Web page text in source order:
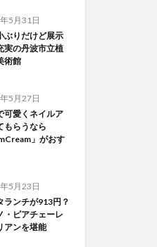
5月31日
ぶりだけど展示
実の丹波市立植
術館
5月27日
可愛くネイルア
もらうなら
」がおす
5月23日
ランチが913円？
・ピアチェーレ
アンを堪能